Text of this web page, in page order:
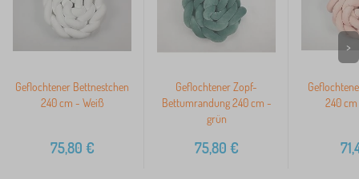
Geflochtener Bettnestchen
240 cm - Weiß
75,80 €
Geflochtener Zopf-
Bettumrandung 240 cm -
grün
75,80 €
240
>